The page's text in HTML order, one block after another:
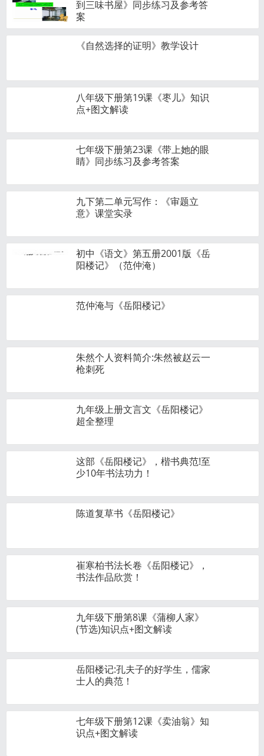
到三味书屋》同步练习及参考答
案
《自然选择的证明》教学设计
八年级下册第19课《枣儿》知识
点+图文解读
七年级下册第23课《带上她的眼
睛》同步练习及参考答案
九下第二单元写作：《审题立
意》课堂实录
初中《语文》第五册2001版《岳
阳楼记》（范仲淹）
范仲淹与《岳阳楼记》
朱然个人资料简介:朱然被赵云一
枪刺死
九年级上册文言文《岳阳楼记》
超全整理
这部《岳阳楼记》，楷书典范!至
少10年书法功力！
陈道复草书《岳阳楼记》
崔寒柏书法长卷《岳阳楼记》，
书法作品欣赏！
九年级下册第8课《蒲柳人家》
(节选)知识点+图文解读
岳阳楼记:孔夫子的好学生，儒家
士人的典范！
七年级下册第12课《卖油翁》知
识点+图文解读